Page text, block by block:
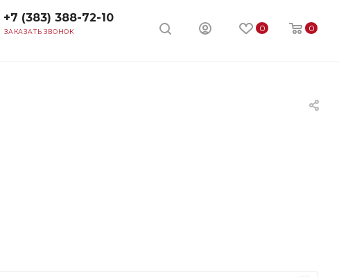
0 0
+7 (383) 388-72-10
ЗАКАЗАТЬ ЗВОНОК